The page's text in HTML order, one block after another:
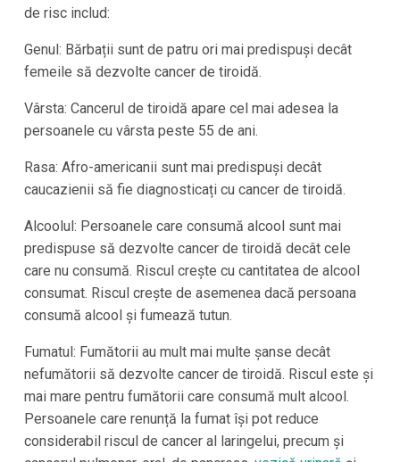
de risc includ:
Genul: Bărbații sunt de patru ori mai predispuși decât
femeile să dezvolte cancer de tiroidă.
Vârsta: Cancerul de tiroidă apare cel mai adesea la
persoanele cu vârsta peste 55 de ani.
Rasa: Afro-americanii sunt mai predispuși decât
caucazienii să fie diagnosticați cu cancer de tiroidă.
Alcoolul: Persoanele care consumă alcool sunt mai
predispuse să dezvolte cancer de tiroidă decât cele
care nu consumă. Riscul crește cu cantitatea de alcool
consumat. Riscul crește de asemenea dacă persoana
consumă alcool și fumează tutun.
Fumatul: Fumătorii au mult mai multe șanse decât
nefumătorii să dezvolte cancer de tiroidă. Riscul este și
mai mare pentru fumătorii care consumă mult alcool.
Persoanele care renunță la fumat își pot reduce
considerabil riscul de cancer al laringelui, precum și